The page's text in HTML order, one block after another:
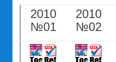
2010
№01
2010
№02